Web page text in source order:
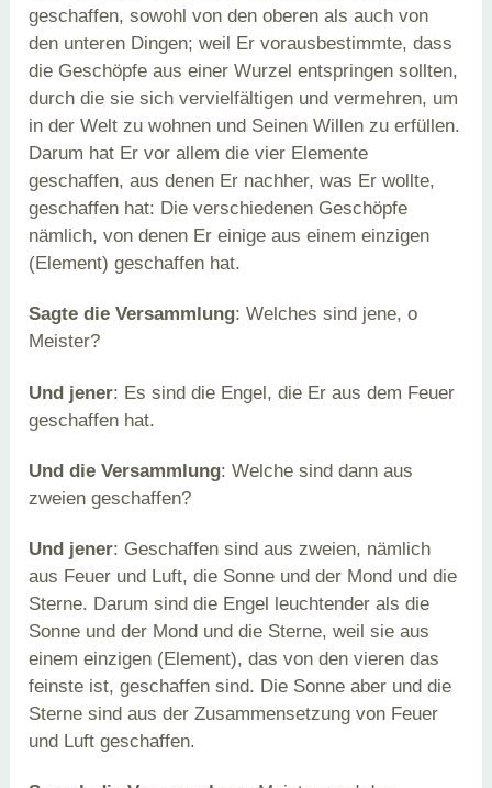
geschaffen, sowohl von den oberen als auch von
den unteren Dingen; weil Er vorausbestimmte, dass
die Geschöpfe aus einer Wurzel entspringen sollten,
durch die sie sich vervielfältigen und vermehren, um
in der Welt zu wohnen und Seinen Willen zu erfüllen.
Darum hat Er vor allem die vier Elemente
geschaffen, aus denen Er nachher, was Er wollte,
geschaffen hat: Die verschiedenen Geschöpfe
nämlich, von denen Er einige aus einem einzigen
(Element) geschaffen hat.
Sagte die Versammlung: Welches sind jene, o
Meister?
Und jener: Es sind die Engel, die Er aus dem Feuer
geschaffen hat.
Und die Versammlung: Welche sind dann aus
zweien geschaffen?
Und jener: Geschaffen sind aus zweien, nämlich
aus Feuer und Luft, die Sonne und der Mond und die
Sterne. Darum sind die Engel leuchtender als die
Sonne und der Mond und die Sterne, weil sie aus
einem einzigen (Element), das von den vieren das
feinste ist, geschaffen sind. Die Sonne aber und die
Sterne sind aus der Zusammensetzung von Feuer
und Luft geschaffen.